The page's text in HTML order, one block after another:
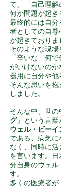
て、「自己理解
何か問題が起き
最終的には自分
者としての自尊
が起きておりま
そのような現
「辛いな…何
がいけないのか
器用に自分や他
そんな思いを
しました。
そんな中、世の
グ」という言葉
ウェル・ビーイ
である、病気に
なく、同時に活
を言います。日
分自身のウェル
す。
多くの医療者